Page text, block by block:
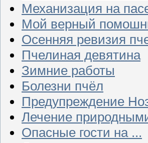
Механизация на
Мой верный
Осенняя ревизия
Пчелиная девятина
Зимние работы
Болезни пчёл
Предупреждение
Лечение
Опасные гости на ...